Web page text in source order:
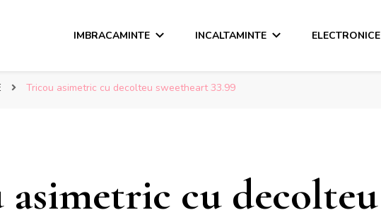
IMBRACAMINTE INCALTAMINTE ELECTRONICE
Tricou asimetric cu decolteu sweetheart 33.99
cu decolteu